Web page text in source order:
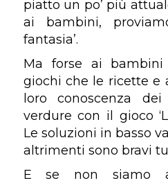
piatto un po’ più
ai bambini,
fantasia’.
Ma forse ai
giochi che le ricette e
loro conoscenza
verdure con il gioco
Le soluzioni in basso
altrimenti sono bravi
E se non siamo